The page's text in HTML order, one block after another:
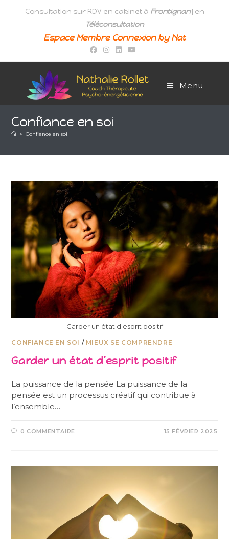
Consultation sur RDV en cabinet à Frontignan| en
Téléconsultation
Espace Membre Connexion by Nat
Menu
Confiance en soi
> Confiance en soi
Garder un état d'esprit positif
CONFIANCE EN SOI / MIEUX SE COMPRENDRE
Garder un état d’esprit positif
La puissance de la pensée La puissance de la
pensée est un processus créatif qui contribue à
l’ensemble…
0 COMMENTAIRE 15 FÉVRIER 2025